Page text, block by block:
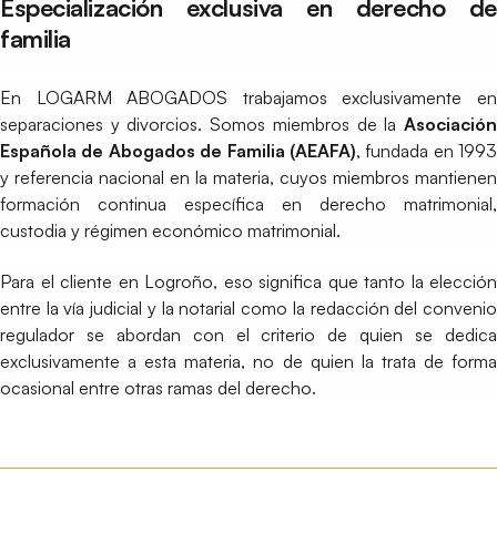
Especialización exclusiva en derecho de
familia
En LOGARM ABOGADOS trabajamos exclusivamente en
separaciones y divorcios. Somos miembros de la Asociación
Española de Abogados de Familia (AEAFA), fundada en 1993
y referencia nacional en la materia, cuyos miembros mantienen
formación continua específica en derecho matrimonial,
custodia y régimen económico matrimonial.
Para el cliente en Logroño, eso significa que tanto la elección
entre la vía judicial y la notarial como la redacción del convenio
regulador se abordan con el criterio de quien se dedica
exclusivamente a esta materia, no de quien la trata de forma
ocasional entre otras ramas del derecho.